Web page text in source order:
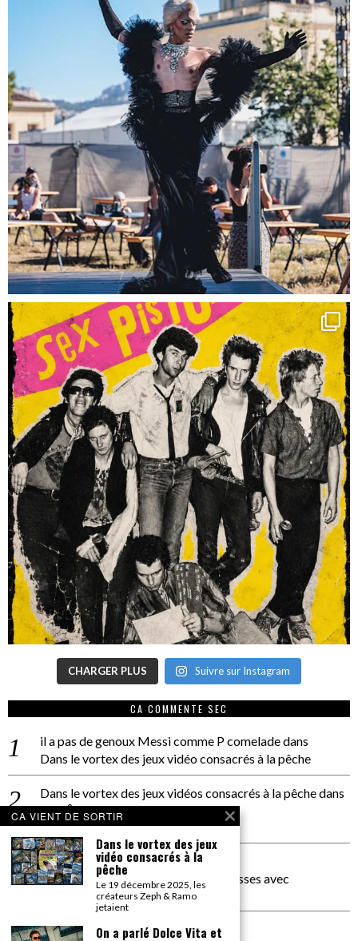
CHARGER PLUS Suivre sur Instagram
CA COMMENTE SEC
il a pas de genoux Messi comme P comeladedans
Dans le vortex des jeux vidéo consacrés à la pêche
Dans le vortex des jeux vidéos consacrés à la pêchedans
PACÔME THIELLEMENT
La séance d’Hip Gnose
La Patrie
dans
On a parlé Dolce Vita et lutte des classes avec
Bernardino Femminielli
carte noire negra à l'o tiededans
CA VIENT DE SORTIR
Dans le vortex des jeux
vidéo consacrés à la
pêche
Le 19 décembre 2025, les
créateurs Zeph & Ramo
jetaient
On a parlé Dolce Vita et